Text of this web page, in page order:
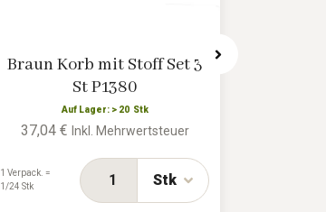
Braun Korb mit Stoff Set 3
St P1380
Auf Lager: > 20 Stk
37,04 € Inkl. Mehrwertsteuer
Stk
1 Verpack. =
1/24 Stk